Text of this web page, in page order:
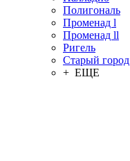
Полигональ
Променад l
Променад ll
Ригель
Старый город
+ ЕЩЕ